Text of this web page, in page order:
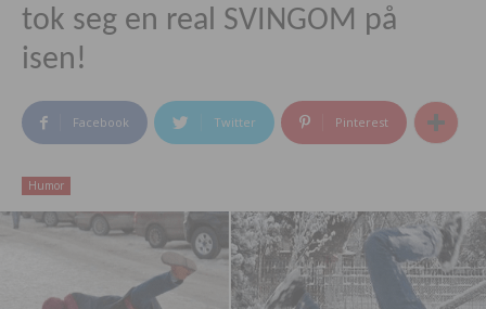
tok seg en real SVINGOM på
isen!
Facebook Twitter Pinterest
Humor